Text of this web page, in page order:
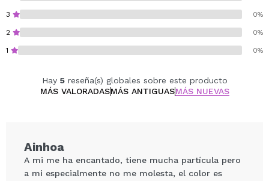
Vegan.
Cruelty free.
3 0%
2 0%
1 0%
Hay 5reseña(s) globales sobre este producto
MÁS VALORADASMÁS ANTIGUASMÁS NUEVAS
Ainhoa
A mi me ha encantado, tiene mucha partícula pero
a mi especialmente no me molesta, el color es